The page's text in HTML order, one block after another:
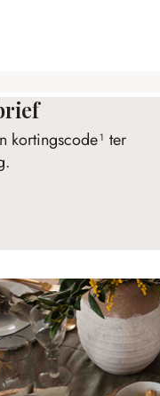
kortingscode¹ ter